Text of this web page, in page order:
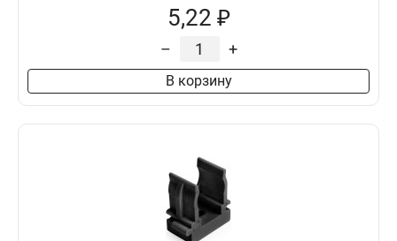
5,22 ₽
– +
В корзину